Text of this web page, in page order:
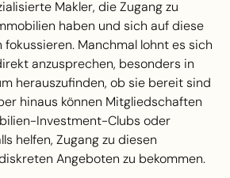
Makler, die Zugang zu
haben und sich auf diese
Manchmal lohnt es sich
anzusprechen, besonders in
herauszufinden, ob sie bereit sind
hinaus können Mitgliedschaften
Investment-Clubs oder
helfen, Zugang zu diesen
Angeboten zu bekommen.